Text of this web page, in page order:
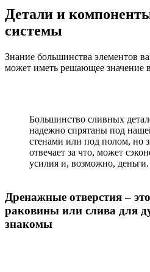
Детали и
системы
Знание большинства элементов
может иметь решающее значение
Большинство сливных
надежно спрятаны под
стенами или под полом, но
отвечает за что, может
усилия и, возможно, деньги.
Дренажные отверстия –
раковины или слива для
знакомы